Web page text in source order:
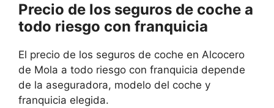
Precio de los seguros de coche a
todo riesgo con franquicia
El precio de los seguros de coche en Alcocero
de Mola a todo riesgo con franquicia depende
de la aseguradora, modelo del coche y
franquicia elegida.